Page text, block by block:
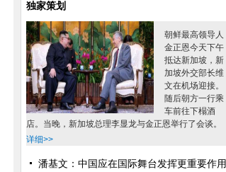
独家策划
朝鲜最高领导人
金正恩今天下午
抵达新加坡，新
加坡外交部长维
文在机场迎接。
随后朝方一行乘
车前往下榻酒
店。当晚，新加坡总理李显龙与金正恩举行了会谈。
详细>>
潘基文：中国应在国际舞台发挥更重要作用